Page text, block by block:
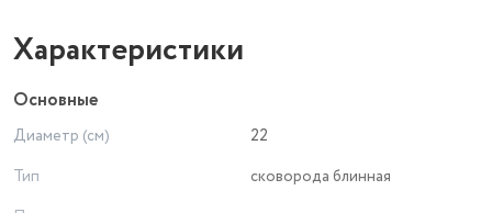
Ручка надежно крепится к корпусу, обеспечивая удобство
использования и хранения. Сковорода антипригарная легко
моется, что экономит ваше время и силы после готовки.
Диаметр сковороды для блинов 22 см идеально подходит
для приготовления блинов стандартного размера.
Характеристики
Основные
Диаметр (см)
22
Тип
сковорода блинная